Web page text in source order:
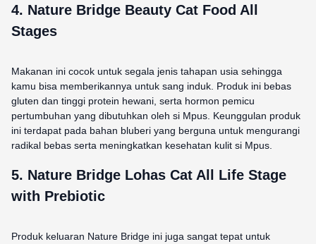
4. Nature Bridge Beauty Cat Food All
Stages
Makanan ini cocok untuk segala jenis tahapan usia sehingga
kamu bisa memberikannya untuk sang induk. Produk ini bebas
gluten dan tinggi protein hewani, serta hormon pemicu
pertumbuhan yang dibutuhkan oleh si Mpus. Keunggulan produk
ini terdapat pada bahan bluberi yang berguna untuk mengurangi
radikal bebas serta meningkatkan kesehatan kulit si Mpus.
5. Nature Bridge Lohas Cat All Life Stage
with Prebiotic
Produk keluaran Nature Bridge ini juga sangat tepat untuk